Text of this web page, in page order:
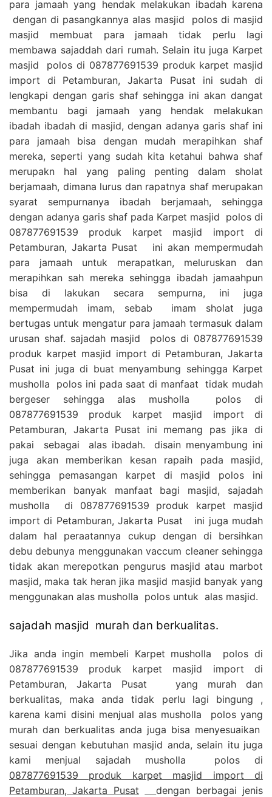
para jamaah yang hendak melakukan ibadah karena
dengan di pasangkannya alas masjid polos di masjid
masjid membuat para jamaah tidak perlu lagi
membawa sajaddah dari rumah. Selain itu juga Karpet
masjid polos di 087877691539 produk karpet masjid
import di Petamburan, Jakarta Pusat ini sudah di
lengkapi dengan garis shaf sehingga ini akan dangat
membantu bagi jamaah yang hendak melakukan
ibadah ibadah di masjid, dengan adanya garis shaf ini
para jamaah bisa dengan mudah merapihkan shaf
mereka, seperti yang sudah kita ketahui bahwa shaf
merupakn hal yang paling penting dalam sholat
berjamaah, dimana lurus dan rapatnya shaf merupakan
syarat sempurnanya ibadah berjamaah, sehingga
dengan adanya garis shaf pada Karpet masjid polos di
087877691539 produk karpet masjid import di
Petamburan, Jakarta Pusat ini akan mempermudah
para jamaah untuk merapatkan, meluruskan dan
merapihkan sah mereka sehingga ibadah jamaahpun
bisa di lakukan secara sempurna, ini juga
mempermudah imam, sebab imam sholat juga
bertugas untuk mengatur para jamaah termasuk dalam
urusan shaf. sajadah masjid polos di 087877691539
produk karpet masjid import di Petamburan, Jakarta
Pusat ini juga di buat menyambung sehingga Karpet
musholla polos ini pada saat di manfaat tidak mudah
bergeser sehingga alas musholla polos di
087877691539 produk karpet masjid import di
Petamburan, Jakarta Pusat ini memang pas jika di
pakai sebagai alas ibadah. disain menyambung ini
juga akan memberikan kesan rapaih pada masjid,
sehingga pemasangan karpet di masjid polos ini
memberikan banyak manfaat bagi masjid, sajadah
musholla di 087877691539 produk karpet masjid
import di Petamburan, Jakarta Pusat ini juga mudah
dalam hal peraatannya cukup dengan di bersihkan
debu debunya menggunakan vaccum cleaner sehingga
tidak akan merepotkan pengurus masjid atau marbot
masjid, maka tak heran jika masjid masjid banyak yang
menggunakan alas musholla polos untuk alas masjid.
sajadah masjid murah dan berkualitas.
Jika anda ingin membeli Karpet musholla polos di
087877691539 produk karpet masjid import di
Petamburan, Jakarta Pusat yang murah dan
berkualitas, maka anda tidak perlu lagi bingung ,
karena kami disini menjual alas musholla polos yang
murah dan berkualitas anda juga bisa menyesuaikan
sesuai dengan kebutuhan masjid anda, selain itu juga
kami menjual sajadah musholla polos di
087877691539 produk karpet masjid import di
Petamburan, Jakarta Pusat
dengan berbagai jenis